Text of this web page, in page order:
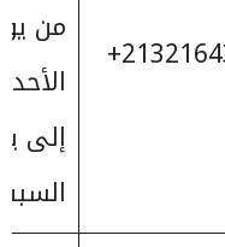
من
الأحد
إلى